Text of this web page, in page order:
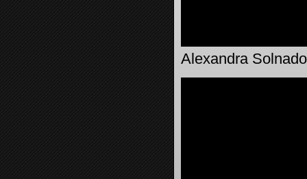
Alexandra